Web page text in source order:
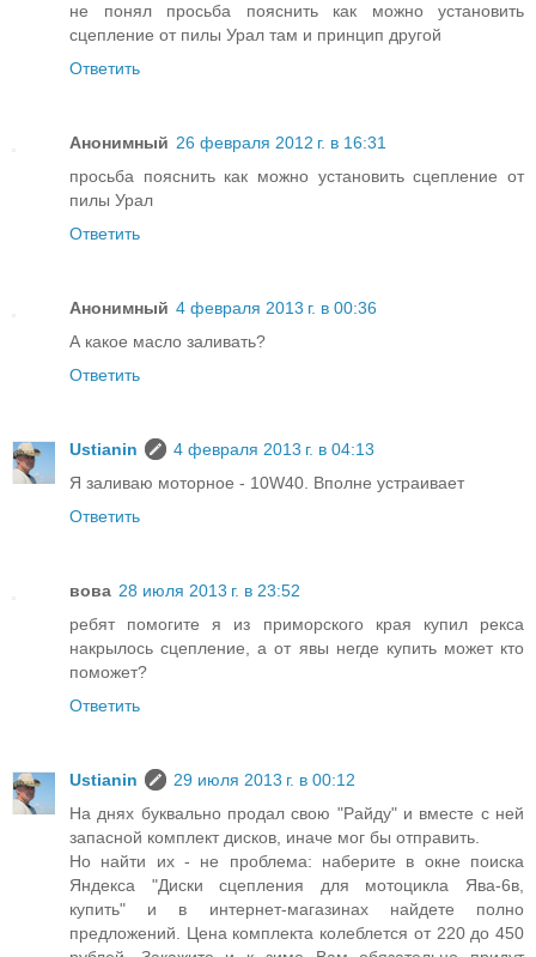
не понял просьба пояснить как можно установить
сцепление от пилы Урал там и принцип другой
Ответить
Анонимный 26 февраля 2012 г. в 16:31
просьба пояснить как можно установить сцепление от
пилы Урал
Ответить
Анонимный 4 февраля 2013 г. в 00:36
А какое масло заливать?
Ответить
Ustianin
4 февраля 2013 г. в 04:13
Я заливаю моторное - 10W40. Вполне устраивает
Ответить
вова 28 июля 2013 г. в 23:52
ребят помогите я из приморского края купил рекса
накрылось сцепление, а от явы негде купить может кто
поможет?
Ответить
Ustianin
29 июля 2013 г. в 00:12
На днях буквально продал свою "Райду" и вместе с ней
запасной комплект дисков, иначе мог бы отправить.
Но найти их - не проблема: наберите в окне поиска
Яндекса "Диски сцепления для мотоцикла Ява-6в,
купить" и в интернет-магазинах найдете полно
предложений. Цена комплекта колеблется от 220 до 450